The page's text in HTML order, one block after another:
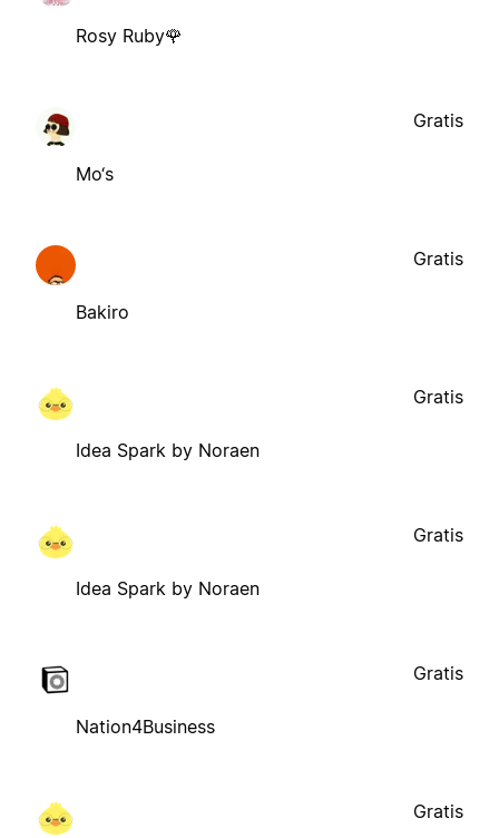
Rosy Ruby🌹
Mo‘s
Gratis
Bakiro
Gratis
Idea Spark by Noraen
Gratis
Idea Spark by Noraen
Gratis
Nation4Business
Gratis
Gratis